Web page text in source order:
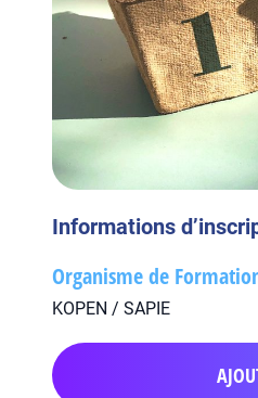
Informations
Organisme de
KOPEN / SAPIE